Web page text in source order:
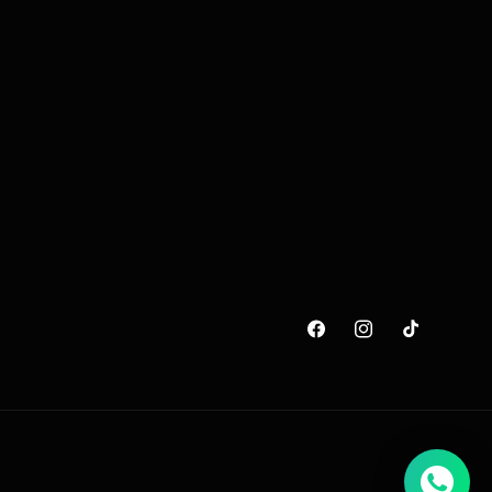
FacebookInstagram
TikTok